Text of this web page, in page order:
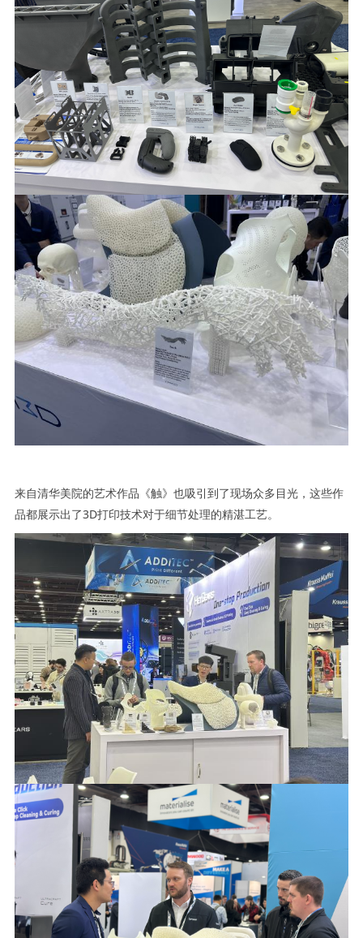
来自清华美院的艺术作品《触》也吸引到了现场众多目光，这些作
品都展示出了3D打印技术对于细节处理的精湛工艺。